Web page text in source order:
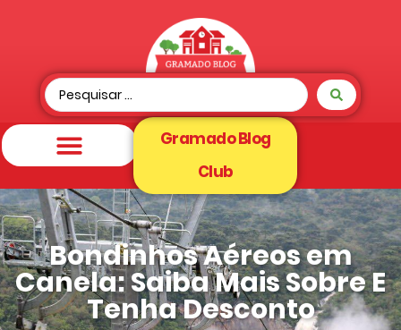
Gramado Blog
Club
Bondinhos Aéreos em
Canela: Saiba Mais Sobre E
Tenha Desconto